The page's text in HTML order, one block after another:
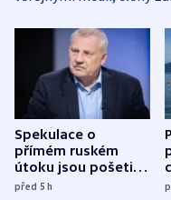
Spekulace o
přímém ruském
útoku jsou pošetilé,
míní estonský
před 5h